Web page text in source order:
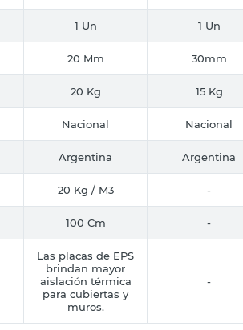
1 Un 1 Un
20 Mm 30mm
20 Kg 15 Kg
Nacional Nacional
Argentina Argentina
20 Kg / M3 -
100 Cm -
Las placas de EPS
brindan mayor
aislación térmica
para cubiertas y
muros.
-